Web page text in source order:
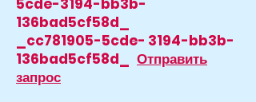
5cde-3194-bb3b-
136bad5cf58d_
_cc781905-5cde- 3194-bb3b-
136bad5cf58d_ Отправить
запрос